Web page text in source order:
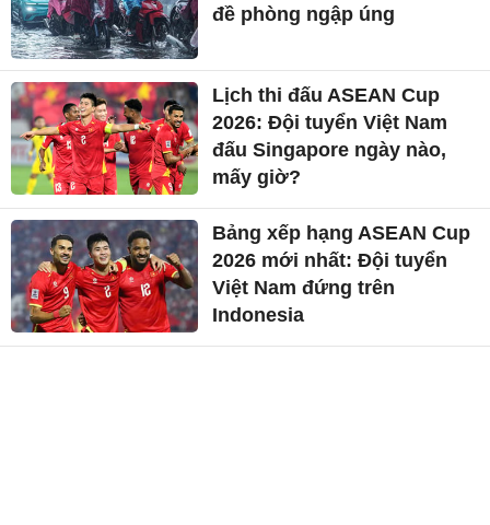
đề phòng ngập úng
Lịch thi đấu ASEAN Cup
2026: Đội tuyển Việt Nam
đấu Singapore ngày nào,
mấy giờ?
Bảng xếp hạng ASEAN Cup
2026 mới nhất: Đội tuyển
Việt Nam đứng trên
Indonesia